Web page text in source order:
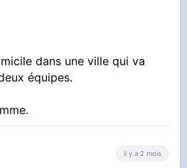
dans une ville qui va
équipes.
il y a 2 mois